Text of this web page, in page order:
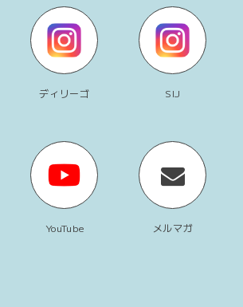
ディリーゴ SIJ
YouTube メルマガ